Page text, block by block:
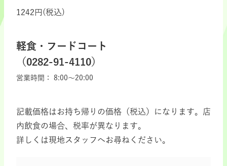
1242円(税込)
軽食・フードコート
（0282-91-4110）
営業時間： 8:00～20:00
記載価格はお持ち帰りの価格（税込）になります。店
内飲食の場合、税率が異なります。
詳しくは現地スタッフへお尋ねください。